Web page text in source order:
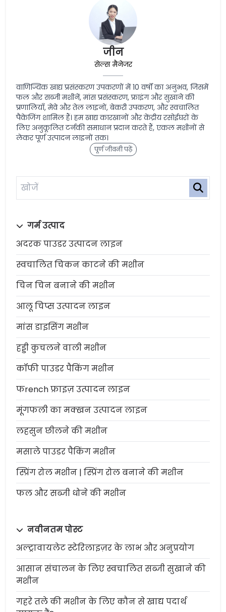
जीन
सेल्स मैनेजर
वाणिज्यिक खाद्य प्रसंस्करण उपकरणों में 10 वर्षों का अनुभव, जिसमें
फल और सब्जी मशीनें, मांस प्रसंस्करण, फ्राइंग और सुखाने की
प्रणालियाँ, मेवे और तेल लाइनों, बेकरी उपकरण, और स्वचालित
पैकेजिंग शामिल हैं। हम खाद्य कारखानों और केंद्रीय रसोईघरों के
लिए अनुकूलित टर्नकी समाधान प्रदान करते हैं, एकल मशीनों से
लेकर पूर्ण उत्पादन लाइनों तक।
पूर्ण जीवनी पढ़ें
गर्म उत्पाद
अदरक पाउडर उत्पादन लाइन
स्वचालित चिकन काटने की मशीन
चिन चिन बनाने की मशीन
आलू चिप्स उत्पादन लाइन
मांस डाइसिंग मशीन
हड्डी कुचलने वाली मशीन
कॉफी पाउडर पैकिंग मशीन
फrench फ्राइज़ उत्पादन लाइन
मूंगफली का मक्खन उत्पादन लाइन
लहसुन छीलने की मशीन
मसाले पाउडर पैकिंग मशीन
स्प्रिंग रोल मशीन | स्प्रिंग रोल बनाने की मशीन
फल और सब्जी धोने की मशीन
नवीनतम पोस्ट
अल्ट्रावायलेट स्टेरिलाइज़र के लाभ और अनुप्रयोग
आसान संचालन के लिए स्वचालित सब्जी सुखाने की
मशीन
गहरे तले की मशीन के लिए कौन से खाद्य पदार्थ